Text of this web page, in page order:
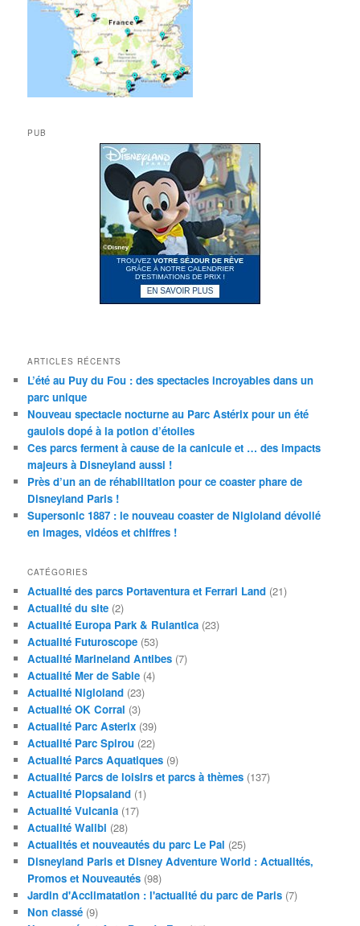
PUB
ARTICLES RÉCENTS
L’été au Puy du Fou : des spectacles incroyables dans un
parc unique
Nouveau spectacle nocturne au Parc Astérix pour un été
gaulois dopé à la potion d’étoiles
Ces parcs ferment à cause de la canicule et … des impacts
majeurs à Disneyland aussi !
Près d’un an de réhabilitation pour ce coaster phare de
Disneyland Paris !
Supersonic 1887 : le nouveau coaster de Nigloland dévoilé
en images, vidéos et chiffres !
CATÉGORIES
Actualité des parcs Portaventura et Ferrari Land (21)
Actualité du site (2)
Actualité Europa Park & Rulantica (23)
Actualité Futuroscope (53)
Actualité Marineland Antibes (7)
Actualité Mer de Sable (4)
Actualité Nigloland (23)
Actualité OK Corral (3)
Actualité Parc Asterix (39)
Actualité Parc Spirou (22)
Actualité Parcs Aquatiques (9)
Actualité Parcs de loisirs et parcs à thèmes (137)
Actualité Plopsaland (1)
Actualité Vulcania (17)
Actualité Walibi (28)
Actualités et nouveautés du parc Le Pal (25)
Disneyland Paris et Disney Adventure World : Actualités,
Promos et Nouveautés (98)
Jardin d'Acclimatation : l'actualité du parc de Paris (7)
Non classé (9)